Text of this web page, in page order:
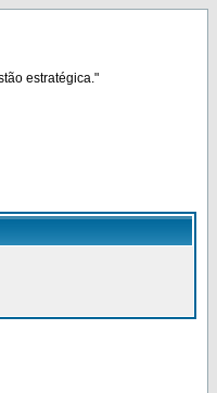
estratégica."